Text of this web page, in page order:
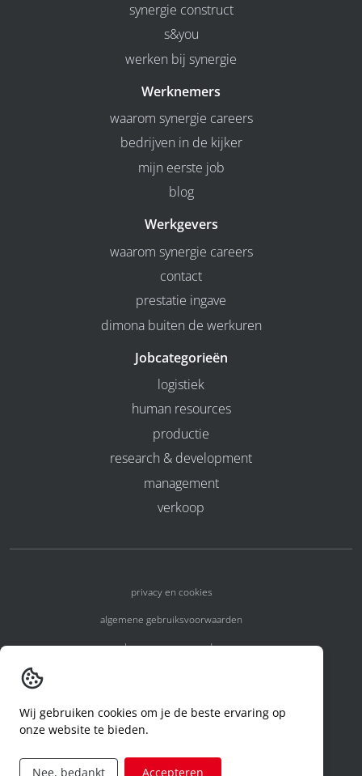
synergie construct
s&you
werken bij synergie
Werknemers
waarom synergie careers
bedrijven in de kijker
mijn eerste job
blog
Werkgevers
waarom synergie careers
contact
prestatie ingave
dimona buiten de werkuren
Jobcategorieën
logistiek
human resources
productie
research & development
management
verkoop
privacy en cookies
algemene gebruiksvoorwaarden
algemene voorwaarden
code of conduct
aanvraag rechten ivm privacy
Wij gebruiken cookies om je de beste ervaring op
onze website te bieden.
Nee, bedankt Accepteren